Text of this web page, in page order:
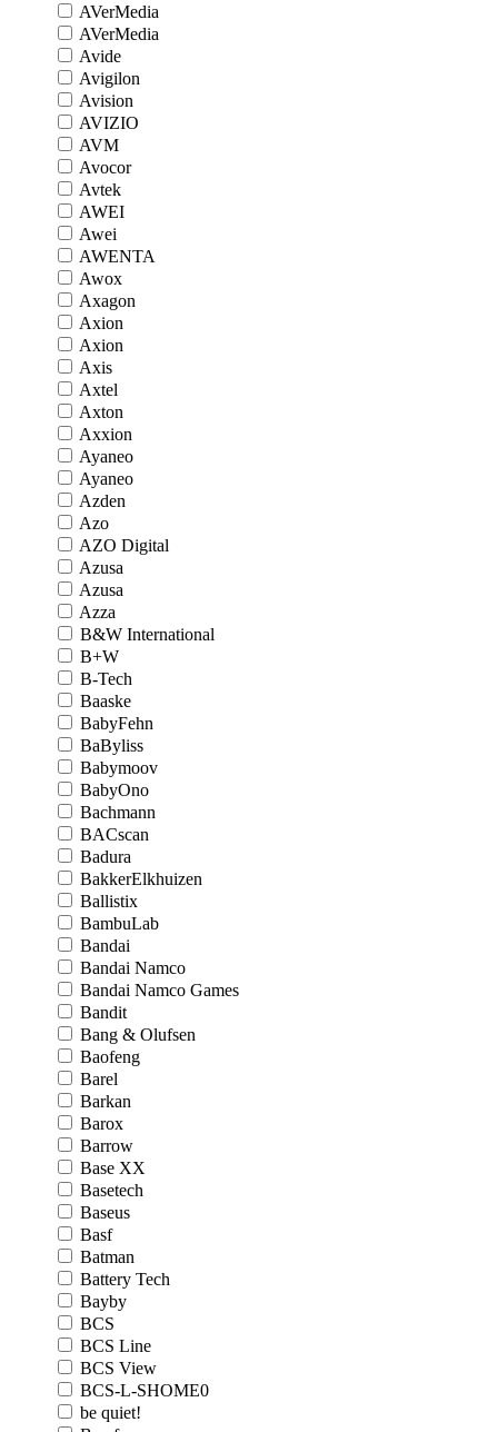
AVerMedia
AVerMedia
Avide
Avigilon
Avision
AVIZIO
AVM
Avocor
Avtek
AWEI
Awei
AWENTA
Awox
Axagon
Axion
Axion
Axis
Axtel
Axton
Axxion
Ayaneo
Ayaneo
Azden
Azo
AZO Digital
Azusa
Azusa
Azza
B&W International
B+W
B-Tech
Baaske
BabyFehn
BaByliss
Babymoov
BabyOno
Bachmann
BACscan
Badura
BakkerElkhuizen
Ballistix
BambuLab
Bandai
Bandai Namco
Bandai Namco Games
Bandit
Bang & Olufsen
Baofeng
Barel
Barkan
Barox
Barrow
Base XX
Basetech
Baseus
Basf
Batman
Battery Tech
Bayby
BCS
BCS Line
BCS View
BCS-L-SHOME0
be quiet!